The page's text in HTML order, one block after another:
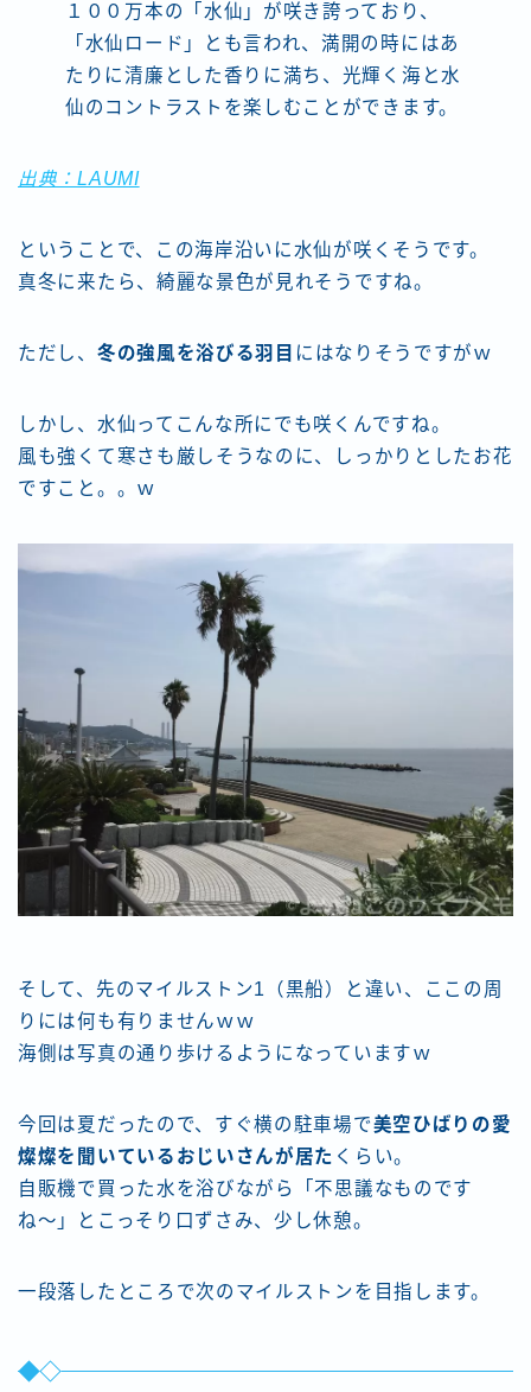
１００万本の「水仙」が咲き誇っており、
「水仙ロード」とも言われ、満開の時にはあ
たりに清廉とした香りに満ち、光輝く海と水
仙のコントラストを楽しむことができます。
出典：LAUMI
ということで、この海岸沿いに水仙が咲くそうです。
真冬に来たら、綺麗な景色が見れそうですね。
ただし、 冬の強風を浴びる羽目 にはなりそうですがｗ
しかし、水仙ってこんな所にでも咲くんですね。
風も強くて寒さも厳しそうなのに、しっかりとしたお花
ですこと。。ｗ
そして、先のマイルストン1（黒船）と違い、ここの周
りには何も有りませんｗｗ
海側は写真の通り歩けるようになっていますｗ
今回は夏だったので、すぐ横の駐車場で美空ひばりの愛
燦燦を聞いているおじいさんが居た くらい。
自販機で買った水を浴びながら「不思議なものです
ね〜」とこっそり口ずさみ、少し休憩。
一段落したところで次のマイルストンを目指します。